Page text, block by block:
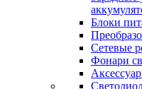
Блоки
Сетевые
Фонари